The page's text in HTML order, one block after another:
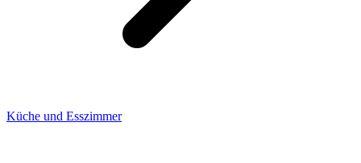
Küche und Esszimmer